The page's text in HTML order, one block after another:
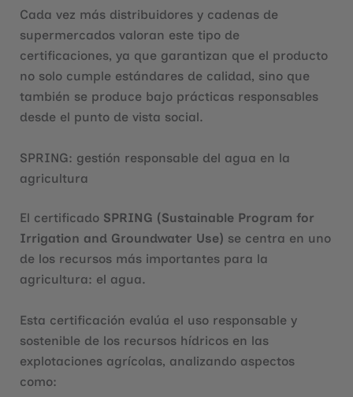
Cada vez más distribuidores y cadenas de
supermercados valoran este tipo de
certificaciones, ya que garantizan que el producto
no solo cumple estándares de calidad, sino que
también se produce bajo prácticas responsables
desde el punto de vista social.
SPRING: gestión responsable del agua en la
agricultura
El certificado SPRING (Sustainable Program for
Irrigation and Groundwater Use) se centra en uno
de los recursos más importantes para la
agricultura: el agua.
Esta certificación evalúa el uso responsable y
sostenible de los recursos hídricos en las
explotaciones agrícolas, analizando aspectos
como: